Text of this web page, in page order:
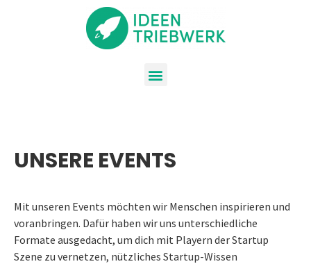
UNSERE EVENTS
Mit unseren Events möchten wir Menschen inspirieren und
voranbringen. Dafür haben wir uns unterschiedliche
Formate ausgedacht, um dich mit Playern der Startup
Szene zu vernetzen, nützliches Startup-Wissen